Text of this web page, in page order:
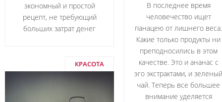
экономный и простой
рецепт, не требующий
больших затрат денег
В последнее время
человечество ищет
панацею от лишнего веса.
Какие только продукты ни
преподносились в этом
качестве. Это и ананас с
эго экстрактами, и зеленый
чай. Теперь все большее
внимание уделяется
КРАСОТА